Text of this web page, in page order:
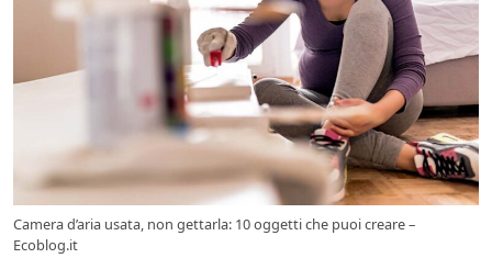
Camera d’aria usata, non gettarla: 10 oggetti che puoi creare –
Ecoblog.it